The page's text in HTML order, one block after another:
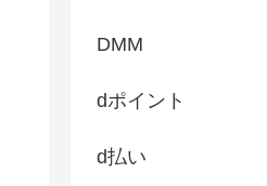
DMM
dポイント
d払い